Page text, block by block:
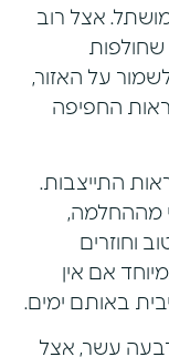
אצל רוב
על האזור,
החפיפה
לראות התייצבות.
מההחלמה,
וחוזרים
אם אין
באותם ימים.
עשר, אצל